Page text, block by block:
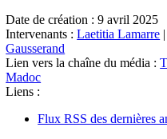
Date de création : 9 avril 2025
Intervenants : Laetitia Lamarre |
Gausserand
Lien vers la chaîne du média :
Madoc
Liens :
Flux RSS des dernières